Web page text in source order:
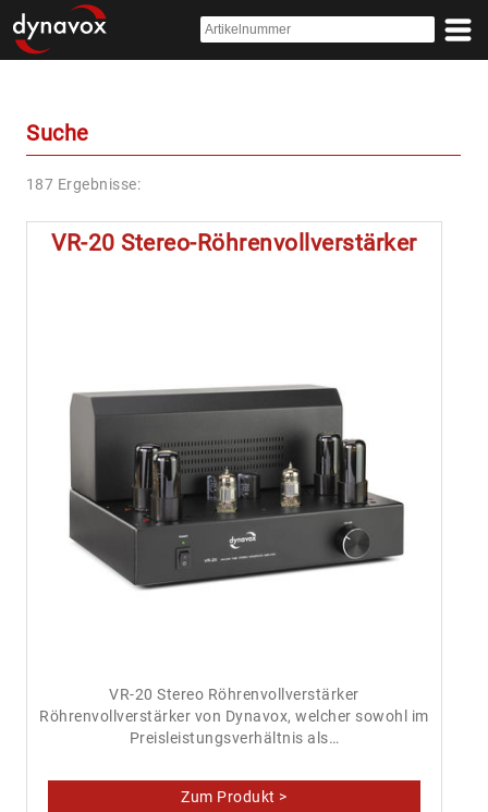
Suche
187 Ergebnisse:
VR-20 Stereo-Röhrenvollverstärker
VR-20 Stereo Röhrenvollverstärker
Röhrenvollverstärker von Dynavox, welcher sowohl im
Preisleistungsverhältnis als…